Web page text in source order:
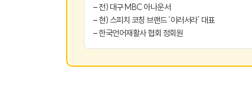
– 전) 대구 MBC 아나운서
– 현) 스피치 코칭 브랜드 ‘이러서라’ 대표
– 한국언어재활사 협회 정회원